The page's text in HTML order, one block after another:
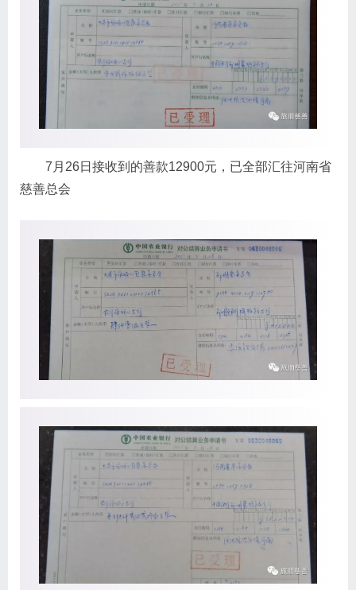
7月26日接收到的善款12900元，已全部汇往河南省
慈善总会